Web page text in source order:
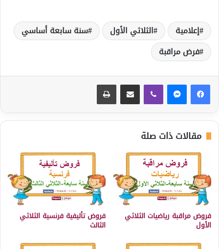
إعلامية الثلاثي الأول
سنة سابعة أساسي
فرض مراقبة
مقالات ذات صلة
فروض مراقبة رياضيات الثلاثي
الأول
فروض تأليفية فرنسية الثلاثي
الثالث